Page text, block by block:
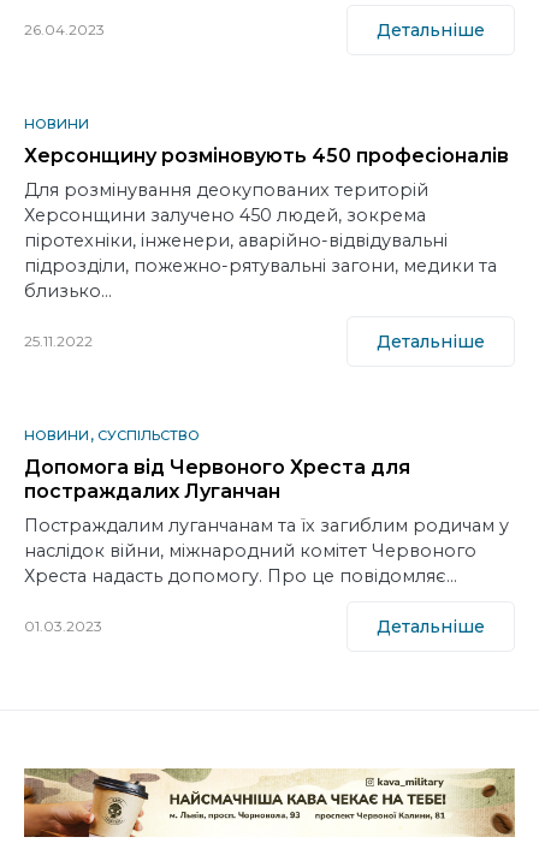
26.04.2023 Детальніше
НОВИНИ
Херсонщину розміновують 450 професіоналів
Для розмінування деокупованих територій
Херсонщини залучено 450 людей, зокрема
піротехніки, інженери, аварійно-відвідувальні
підрозділи, пожежно-рятувальні загони, медики та
близько…
25.11.2022 Детальніше
НОВИНИ СУСПІЛЬСТВО
Допомога від Червоного Хреста для
постраждалих Луганчан
Постраждалим луганчанам та їх загиблим родичам у
наслідок війни, міжнародний комітет Червоного
Хреста надасть допомогу. Про це повідомляє…
01.03.2023 Детальніше